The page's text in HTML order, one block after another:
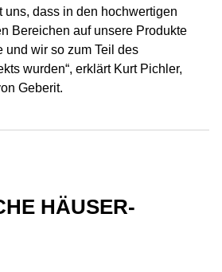
uns, dass in den hochwertigen
Bereichen auf unsere Produkte
und wir so zum Teil des
wurden“, erklärt Kurt Pichler,
Geberit.
HÄUSER-